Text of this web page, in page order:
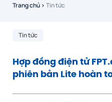
Trang chủ › Tin tức
Tin tức
Hợp đồng điện tử
phiên bản Lite hoàn